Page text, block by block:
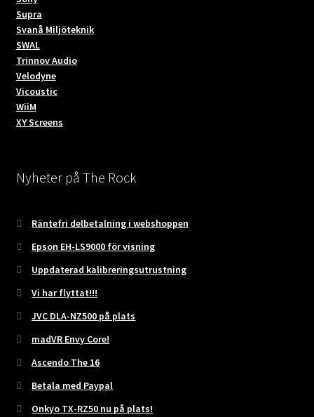
Supra
Svanå Miljöteknik
SWAL
Trinnov Audio
Velodyne
Vicoustic
WiiM
XY Screens
Nyheter på The Rock
Räntefri delbetalning i webshoppen
Epson EH-LS9000 för visning
Uppdaterad kalibreringsutrustning
Vi har flyttat!!!
JVC DLA-NZ500 på plats
madVR Envy Core!
Ascendo The 16
Betala med Paypal
Onkyo TX-RZ50 nu på plats!